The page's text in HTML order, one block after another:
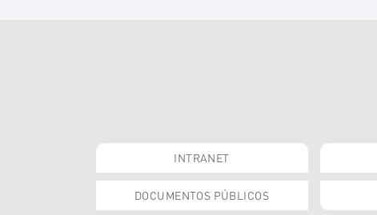
INTRANET
DOCUMENTOS PÚBLICOS